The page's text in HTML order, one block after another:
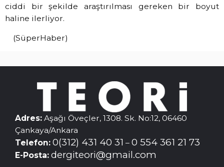
ciddi bir şekilde araştırılması gereken bir boyut
haline ilerliyor.
(SüperHaber)
Adres: Aşağı Öveçler, 1308. Sk. No:12, 06460
Çankaya/Ankara
Telefon: 0(312) 431 40 31 – 0 554 361 21 73
E-Posta: dergiteori@gmail.com